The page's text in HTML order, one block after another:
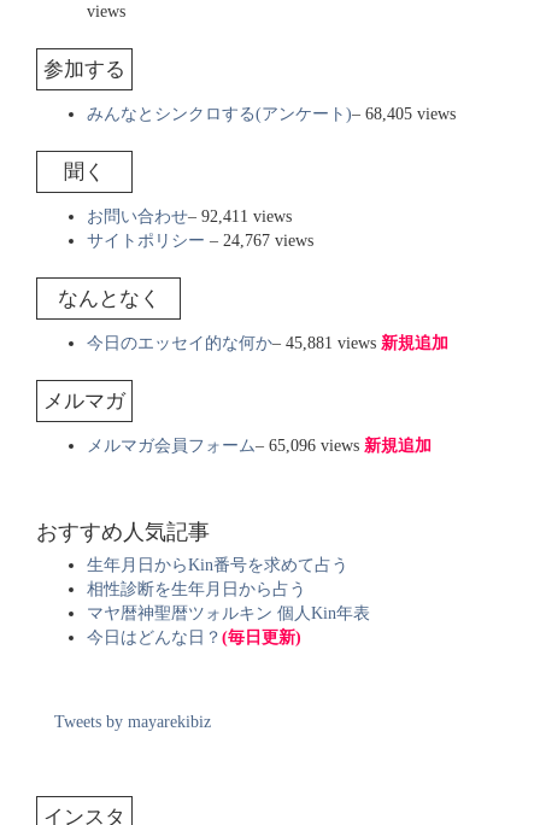
views
参加する
みんなとシンクロする(アンケート)– 68,405 views
聞く
お問い合わせ– 92,411 views
サイトポリシー – 24,767 views
なんとなく
今日のエッセイ的な何か– 45,881 views 新規追加
メルマガ
メルマガ会員フォーム– 65,096 views 新規追加
おすすめ人気記事
生年月日からKin番号を求めて占う
相性診断を生年月日から占う
マヤ暦神聖暦ツォルキン 個人Kin年表
今日はどんな日？ (毎日更新)
Tweets by mayarekibiz
インスタ